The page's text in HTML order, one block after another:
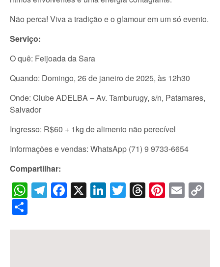
Não perca! Viva a tradição e o glamour em um só evento.
Serviço:
O quê: Feijoada da Sara
Quando: Domingo, 26 de janeiro de 2025, às 12h30
Onde: Clube ADELBA – Av. Tamburugy, s/n, Patamares,
Salvador
Ingresso: R$60 + 1kg de alimento não perecível
Informações e vendas: WhatsApp (71) 9 9733-6654
Compartilhar:
WhatsApp
Telegram
Facebook
X LinkedIn
Twitter
Threads